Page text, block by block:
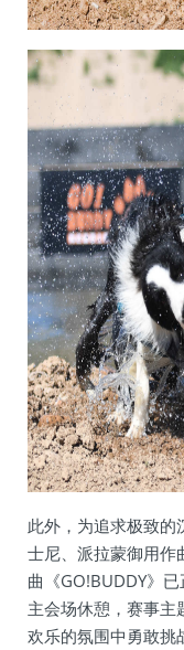
此外，为追求极致的
士尼、派拉蒙御用作
曲《GO!BUDDY》
主会场休憩，赛事主
欢乐的氛围中勇敢挑